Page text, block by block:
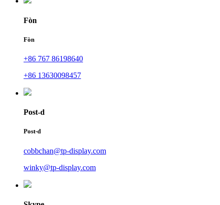
Fòn
Fòn
+86 767 86198640
+86 13630098457
Post-d
Post-d
cobbchan@tp-display.com
winky@tp-display.com